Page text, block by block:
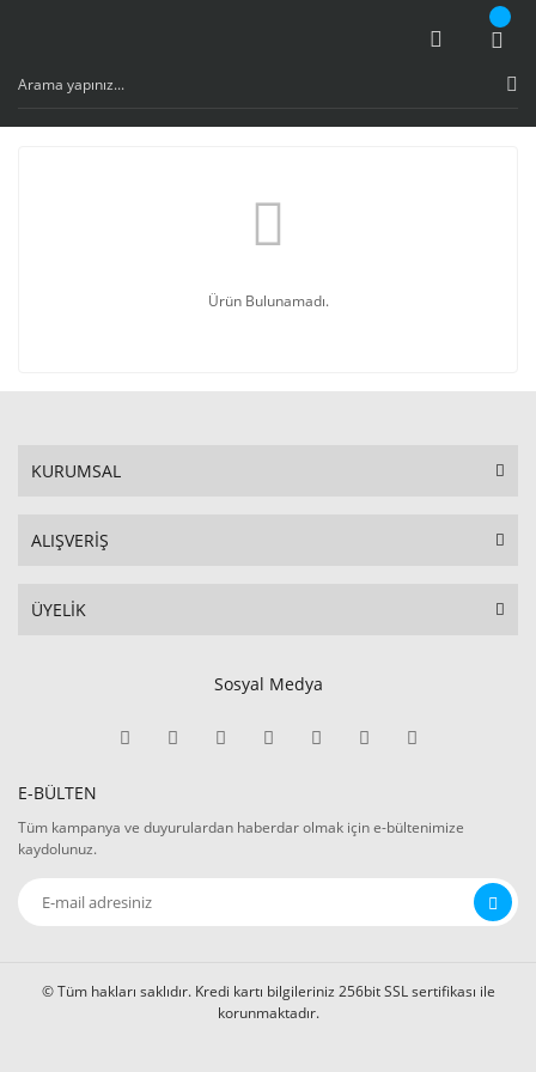
Ürün Bulunamadı.
KURUMSAL
ALIŞVERİŞ
ÜYELİK
Sosyal Medya
E-BÜLTEN
Tüm kampanya ve duyurulardan haberdar olmak için e-bültenimize
kaydolunuz.
© Tüm hakları saklıdır. Kredi kartı bilgileriniz 256bit SSL sertifikası ile
korunmaktadır.